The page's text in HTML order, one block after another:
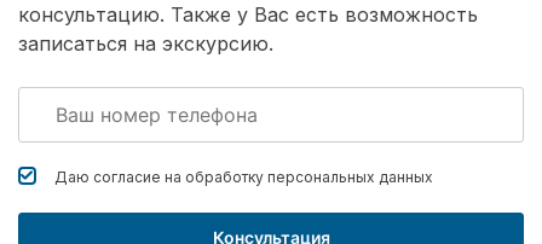
консультацию. Также у Вас есть возможность
записаться на экскурсию.
Даю согласие на обработку персональных данных
Консультация